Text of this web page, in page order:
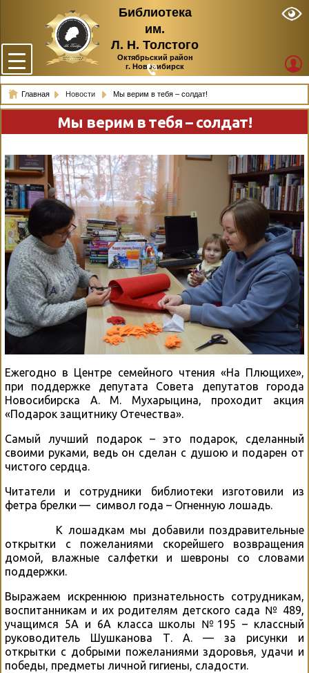
Библиотека
им.
Л. Н. Толстого
Октябрьский район
г. Новосибирск
Главная Новости Мы верим в тебя – солдат!
Мы верим в тебя – солдат!
Ежегодно в Центре семейного чтения «На Плющихе»,
при поддержке депутата Совета депутатов города
Новосибирска А. М. Мухарыцина, проходит акция
«Подарок защитнику Отечества».
Самый лучший подарок – это подарок, сделанный
своими руками, ведь он сделан с душою и подарен от
чистого сердца.
Читатели и сотрудники библиотеки изготовили из
фетра брелки — символ года – Огненную лошадь.
К лошадкам мы добавили поздравительные
открытки с пожеланиями скорейшего возвращения
домой, влажные салфетки и шевроны со словами
поддержки.
Выражаем искреннюю признательность сотрудникам,
воспитанникам и их родителям детского сада № 489,
учащимся 5А и 6А класса школы №195 – классный
руководитель Шушканова Т. А. — за рисунки и
открытки с добрыми пожеланиями здоровья, удачи и
победы, предметы личной гигиены, сладости.